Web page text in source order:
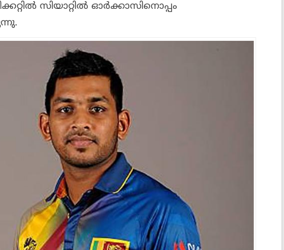
സിയാറ്റില്‍ ഓര്‍ക്കാസിനൊപ്പം